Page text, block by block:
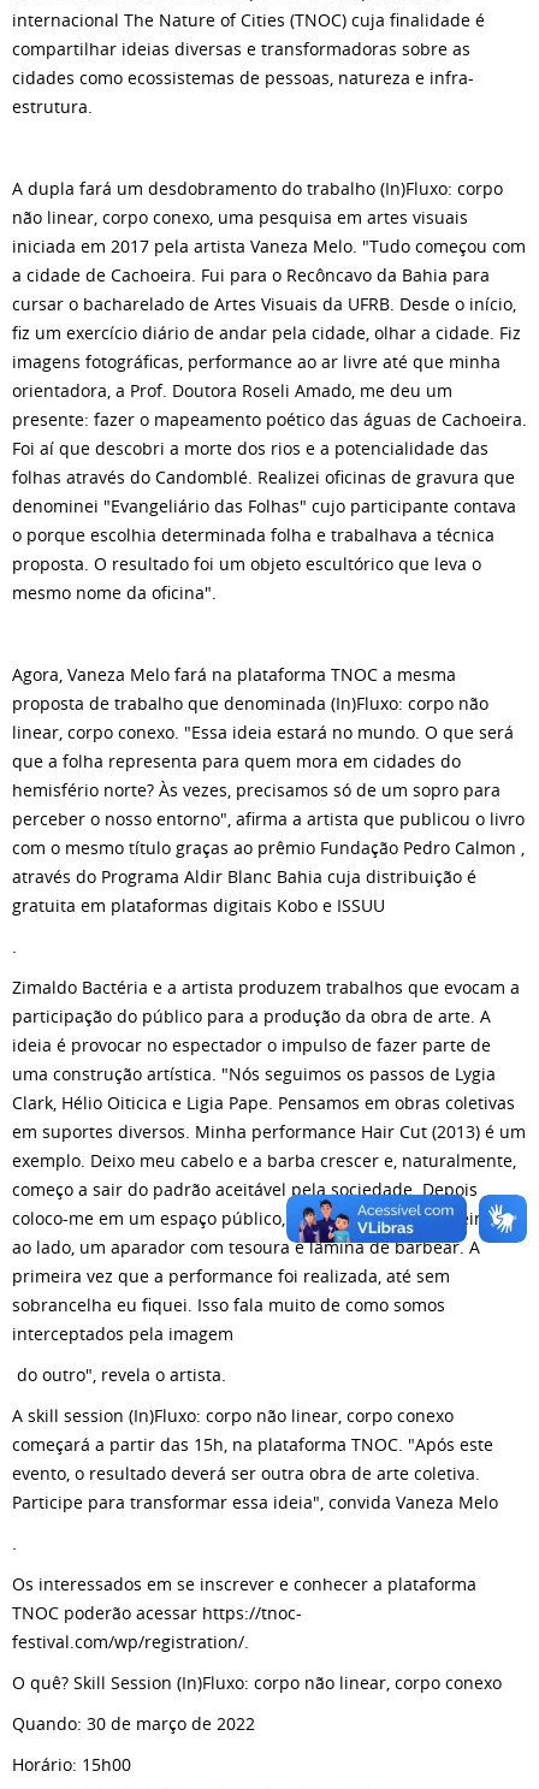
internacional The Nature of Cities (TNOC) cuja finalidade é
compartilhar ideias diversas e transformadoras sobre as
cidades como ecossistemas de pessoas, natureza e infra-
estrutura.
A dupla fará um desdobramento do trabalho (In)Fluxo: corpo
não linear, corpo conexo, uma pesquisa em artes visuais
iniciada em 2017 pela artista Vaneza Melo. "Tudo começou com
a cidade de Cachoeira. Fui para o Recôncavo da Bahia para
cursar o bacharelado de Artes Visuais da UFRB. Desde o início,
fiz um exercício diário de andar pela cidade, olhar a cidade. Fiz
imagens fotográficas, performance ao ar livre até que minha
orientadora, a Prof. Doutora Roseli Amado, me deu um
presente: fazer o mapeamento poético das águas de Cachoeira.
Foi aí que descobri a morte dos rios e a potencialidade das
folhas através do Candomblé. Realizei oficinas de gravura que
denominei "Evangeliário das Folhas" cujo participante contava
o porque escolhia determinada folha e trabalhava a técnica
proposta. O resultado foi um objeto escultórico que leva o
mesmo nome da oficina".
Agora, Vaneza Melo fará na plataforma TNOC a mesma
proposta de trabalho que denominada (In)Fluxo: corpo não
linear, corpo conexo. "Essa ideia estará no mundo. O que será
que a folha representa para quem mora em cidades do
hemisfério norte? Às vezes, precisamos só de um sopro para
perceber o nosso entorno", afirma a artista que publicou o livro
com o mesmo título graças ao prêmio Fundação Pedro Calmon ,
através do Programa Aldir Blanc Bahia cuja distribuição é
gratuita em plataformas digitais Kobo e ISSUU
.
Zimaldo Bactéria e a artista produzem trabalhos que evocam a
participação do público para a produção da obra de arte. A
ideia é provocar no espectador o impulso de fazer parte de
uma construção artística. "Nós seguimos os passos de Lygia
Clark, Hélio Oiticica e Ligia Pape. Pensamos em obras coletivas
em suportes diversos. Minha performance Hair Cut (2013) é um
exemplo. Deixo meu cabelo e a barba crescer e, naturalmente,
começo a sair do padrão aceitável pela sociedade. Depois
coloco-me em um espaço público, sentado em uma cadeira e,
ao lado, um aparador com tesoura e lâmina de barbear. A
primeira vez que a performance foi realizada, até sem
sobrancelha eu fiquei. Isso fala muito de como somos
interceptados pela imagem
do outro", revela o artista.
A skill session (In)Fluxo: corpo não linear, corpo conexo
começará a partir das 15h, na plataforma TNOC. "Após este
evento, o resultado deverá ser outra obra de arte coletiva.
Participe para transformar essa ideia", convida Vaneza Melo
.
Os interessados em se inscrever e conhecer a plataforma
TNOC poderão acessar https://tnoc-
festival.com/wp/registration/.
O quê? Skill Session (In)Fluxo: corpo não linear, corpo conexo
Quando: 30 de março de 2022
Horário: 15h00